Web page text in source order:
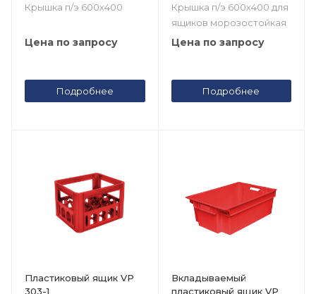
Крышка п/э 600х400
Цена по запросу
Подробнее
Крышка п/э 600х400 для
ящиков морозостойкая
Цена по запросу
Подробнее
Пластиковый ящик VP
303-1
Вкладываемый
пластиковый ящик VP